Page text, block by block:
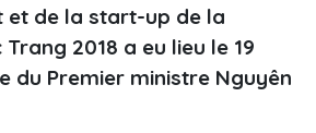
et de la start-up de la
2018 a eu lieu le 19
du Premier ministre Nguyên